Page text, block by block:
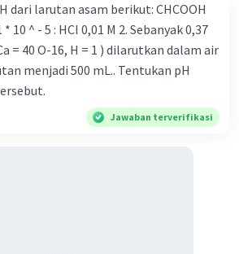
.... a. Menimbulkan inflasi di mana
uang beredar (penawaran uang) naik
atas b. Menimbulkan deflasi di
uang beredar (penawaran
ke kanan atas c. Tingkat bunga
kurva jumlah uang beredar
larutan asam berikut: CHCOOH
2. Sebanyak 0,37
= 40 O-16, H = 1 ) dilarutkan dalam air
menjadi 500 mL.. Tentukan pH
Jawaban terverifikasi